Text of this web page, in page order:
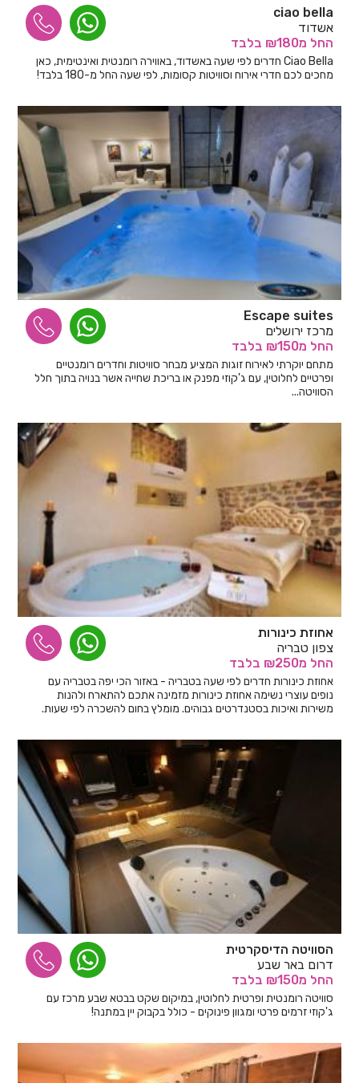
ciao bella
אשדוד
החל מ₪180 בלבד
Ciao Bella חדרים לפי שעה באשדוד, באווירה רומנטית ואינטימית, כאן
מחכים לכם חדרי אירוח וסוויטות קסומות, לפי שעה החל מ-180 בלבד!
Escape suites
מרכז ירושלים
החל מ₪150 בלבד
מתחם יוקרתי לאירוח זוגות המציע מבחר סוויטות וחדרים רומנטיים
ופרטיים לחלוטין, עם ג'קוזי מפנק או בריכת שחייה אשר בנויה בתוך חלל
הסוויטה...
אחוזת כינורות
צפון טבריה
החל מ₪250 בלבד
אחוזת כינורות חדרים לפי שעה בטבריה - באזור הכי יפה בטבריה עם
נופים עוצרי נשימה אחוזת כינורות מזמינה אתכם להתארח ולהנות
משירות ואיכות בסטנדרטים גבוהים. מומלץ בחום להשכרה לפי שעות.
הסוויטה הדיסקרטית
דרום באר שבע
החל מ₪150 בלבד
סוויטה רומנטית ופרטית לחלוטין, במיקום שקט בבטא שבע מרכז עם
ג'קוזי זרמים פרטי ומגוון פינוקים - כולל בקבוק יין במתנה!